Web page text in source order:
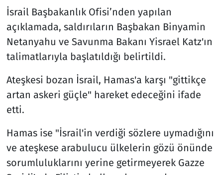
İsrail Başbakanlık Ofisi’nden yapılan
açıklamada, saldırıların Başbakan Binyamin
Netanyahu ve Savunma Bakanı Yisrael Katz'ın
talimatlarıyla başlatıldığı belirtildi.
Ateşkesi bozan İsrail, Hamas'a karşı "gittikçe
artan askeri güçle" hareket edeceğini ifade
etti.
Hamas ise "İsrail'in verdiği sözlere uymadığını
ve ateşkese arabulucu ülkelerin gözü önünde
sorumluluklarını yerine getirmeyerek Gazze